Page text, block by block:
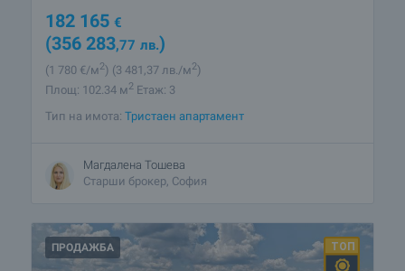
182 165 €
(356 283,77 лв.)
(1 780 €/м2) (3 481 ,37 лв./м2)
Площ: 102.34 м2 Етаж: 3
Тип на имота: Тристаен апартамент
Магдалена Тошева
Старши брокер, София
ПРОДАЖБА